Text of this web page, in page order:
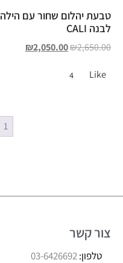
טבעת יהלום שחור עם הילה
לבנה CALI
₪2,650.00
₪2,050.00
Like
4
1
צור קשר
טלפון:03-6426692